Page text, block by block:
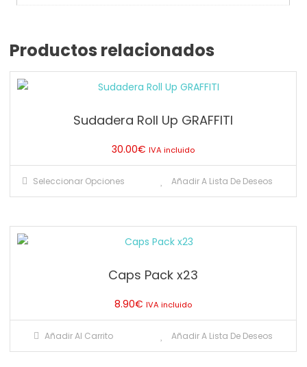
Productos relacionados
Sudadera Roll Up GRAFFITI
30.00€ IVA incluido
Seleccionar Opciones
múltiples
Añadir A Lista De Deseos
Caps Pack x23
8.90€ IVA incluido
Añadir Al Carrito Añadir A Lista De Deseos